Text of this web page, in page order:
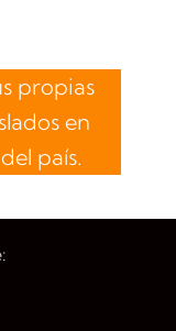
propias
en
país.